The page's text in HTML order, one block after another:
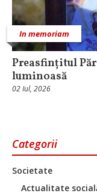
Categorii
Societate
Actualitate
In memoriam
Preasfințitul
luminoasă
02 Iul, 2026